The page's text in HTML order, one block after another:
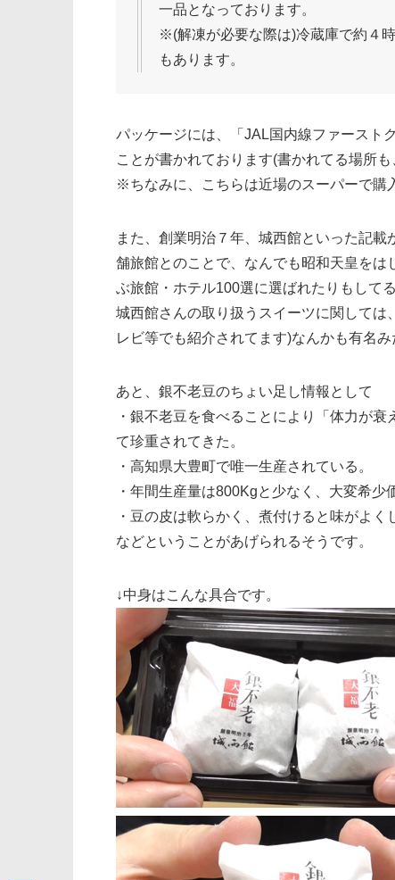
一品となっております。
※(解凍が必要な際は)冷蔵庫で約４
もあります。
パッケージには、「JAL国内線ファースト
ことが書かれております(書かれてる場所
※ちなみに、こちらは近場のスーパーで購
また、創業明治７年、城西館といった記
舗旅館とのことで、なんでも昭和天皇を
ぶ旅館・ホテル100選に選ばれたりもしてる
城西館さんの取り扱うスイーツに関しては
レビ等でも紹介されてます)なんかも有名み
あと、銀不老豆のちょい足し情報として
・銀不老豆を食べることにより「体力が
て珍重されてきた。
・高知県大豊町で唯一生産されている。
・年間生産量は800Kgと少なく、大変希少
・豆の皮は軟らかく、煮付けると味がよく
などということがあげられるそうです。
↓中身はこんな具合です。